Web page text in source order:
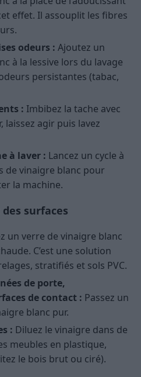
effet. Il assouplit les fibres
odeurs : Ajoutez un
à la lessive lors du lavage
persistantes (tabac,
: Imbibez la tache avec
laissez agir puis lavez
à laver : Lancez un cycle à
de vinaigre blanc pour
la machine.
surfaces
un verre de vinaigre blanc
C’est une solution
stratifiés et sols PVC.
de porte,
de contact : Passez un
blanc pur.
: Diluez le vinaigre dans de
meubles en plastique,
le bois brut ou ciré).